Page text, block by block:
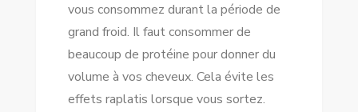
vous consommez durant la période de
grand froid. Il faut consommer de
beaucoup de protéine pour donner du
volume à vos cheveux. Cela évite les
effets raplatis lorsque vous sortez.